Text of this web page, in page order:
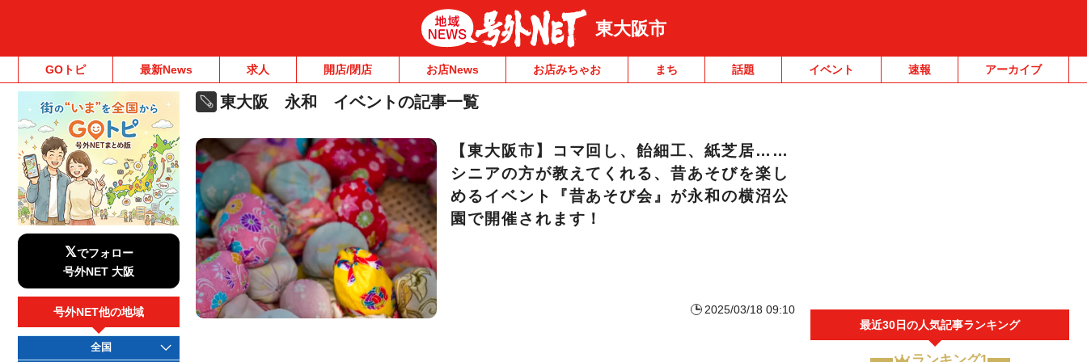
東大阪市
GOトピ 最新News 求人 開店/閉店 お店News お店みちゃお まち 話題 イベント 速報 アーカイブ
東大阪 永和 イベントの記事一覧
【東大阪市】コマ回し、飴細工、紙芝居……
シニアの方が教えてくれる、昔あそびを楽し
めるイベント『昔あそび会』が永和の横沼公
園で開催されます！
2025/03/18 09:10
最近30日の人気記事ランキング
𝕏でフォロー
号外NET 大阪
号外NET他の地域
全国